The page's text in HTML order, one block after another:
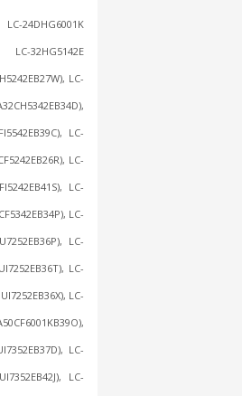
24DHG6001K
LC-32HG5142E
LC-
LC-
LC-
LC-
LC-
LC-
LC-
LC-
LC-
LC-